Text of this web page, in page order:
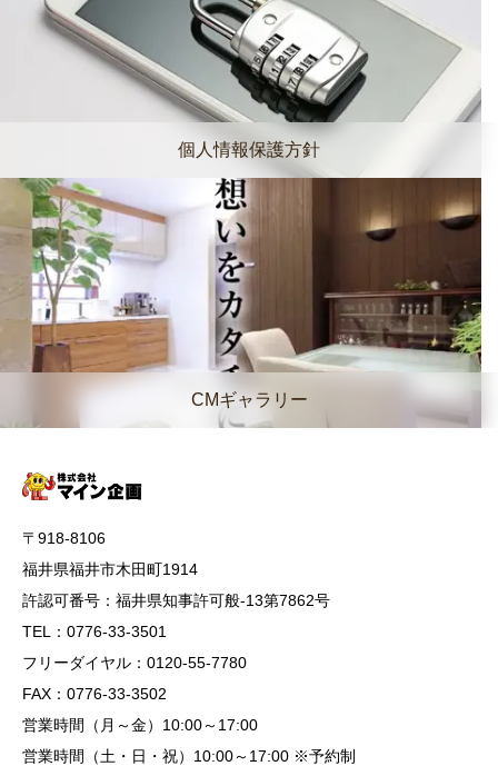
個人情報保護方針
CMギャラリー
〒918-8106
福井県福井市木田町1914
許認可番号：福井県知事許可般-13第7862号
TEL：0776-33-3501
フリーダイヤル：0120-55-7780
FAX：0776-33-3502
営業時間（月～金）10:00～17:00
営業時間（土・日・祝）10:00～17:00 ※予約制